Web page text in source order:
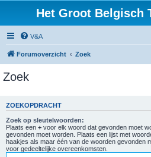
Het Groot Belgisch
V&A
Forumoverzicht Zoek
Zoek
ZOEKOPDRACHT
Zoek op sleutelwoorden:
Plaats een + voor elk woord dat gevonden moet
gevonden moet worden. Plaats een lijst met
haakjes als maar één van de woorden gevonden
voor gedeeltelijke overeenkomsten.